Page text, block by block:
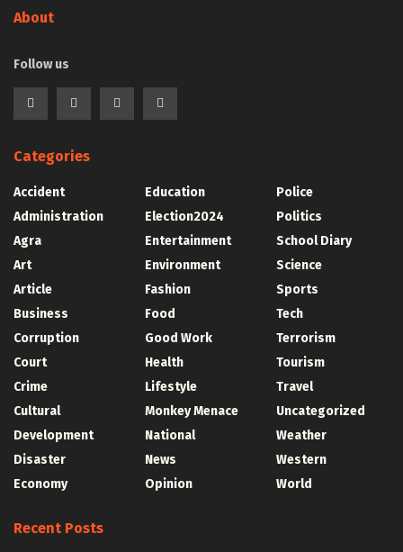
About
Follow us
Categories
Accident
Administration
Agra
Art
Article
Business
Corruption
Court
Crime
Cultural
Development
Disaster
Economy
Education
Election2024
Entertainment
Environment
Fashion
Food
Good Work
Health
Lifestyle
Monkey Menace
National
News
Opinion
Police
Politics
School Diary
Science
Sports
Tech
Terrorism
Tourism
Travel
Uncategorized
Weather
Western
World
Recent Posts